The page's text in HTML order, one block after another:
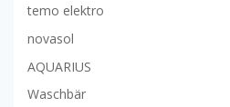
temo elektro
novasol
AQUARIUS
Waschbär